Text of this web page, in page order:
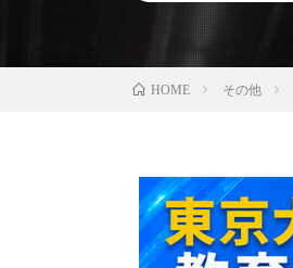
HOME その他